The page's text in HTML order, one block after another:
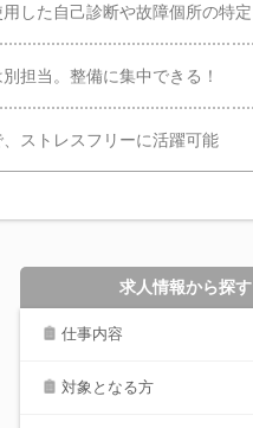
した自己診断や故障個所の特定
担当。整備に集中できる！
ストレスフリーに活躍可能
求人情報から探す
仕事内容
対象となる方